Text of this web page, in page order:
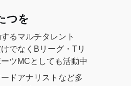
つを
るマルチタレント
でなくBリーグ・Tリ
ツMCとしても活動中
ドアナリストなど多